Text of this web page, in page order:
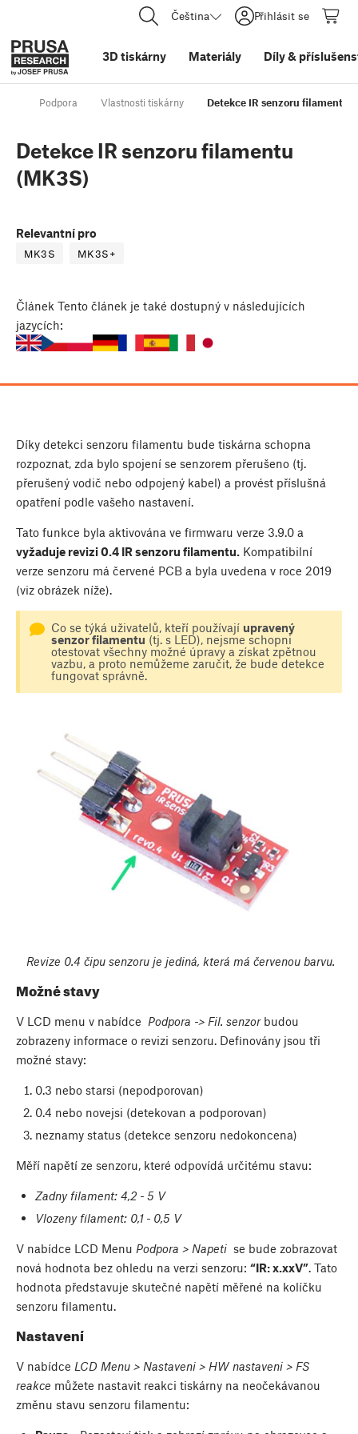
Čeština Přihlásit se
3D tiskárny Materiály Díly&
Podpora Vlastnosti tiskárny Detekce IR senzoru filamentu
Detekce IR senzoru filamentu
(MK3S)
Relevantní pro
MK3S MK3S+
Článek Tento článek je také dostupný v následujících
jazycích:
Díky detekci senzoru filamentu bude tiskárna schopna
rozpoznat, zda bylo spojení se senzorem přerušeno (tj.
přerušený vodič nebo odpojený kabel) a provést příslušná
opatření podle vašeho nastavení.
Tato funkce byla aktivována ve firmwaru verze 3.9.0 a
vyžaduje revizi 0.4 IR senzoru filamentu. Kompatibilní
verze senzoru má červené PCB a byla uvedena v roce 2019
(viz obrázek níže).
Co se týká uživatelů, kteří používají upravený
senzor filamentu (tj. s LED), nejsme schopni
otestovat všechny možné úpravy a získat zpětnou
vazbu, a proto nemůžeme zaručit, že bude detekce
fungovat správně.
Revize 0.4 čipu senzoru je jediná, která má červenou barvu.
Možné stavy
V LCD menu v nabídce Podpora -> Fil. senzorbudou
zobrazeny informace o revizi senzoru. Definovány jsou tři
možné stavy:
0.3 nebo starsi (nepodporovan)
0.4 nebo novejsi (detekovan a podporovan)
neznamy status (detekce senzoru nedokoncena)
Měří napětí ze senzoru, které odpovídá určitému stavu:
Zadny filament: 4,2 - 5 V
Vlozeny filament: 0,1- 0,5 V
V nabídce LCD Menu Podpora > Napeti se bude zobrazovat
nová hodnota bez ohledu na verzi senzoru: “IR: x.xxV”. Tato
hodnota představuje skutečné napětí měřené na kolíčku
senzoru filamentu.
Nastavení
V nabídce LCD Menu > Nastaveni > HW nastaveni > FS
reakce můžete nastavit reakci tiskárny na neočekávanou
změnu stavu senzoru filamentu: